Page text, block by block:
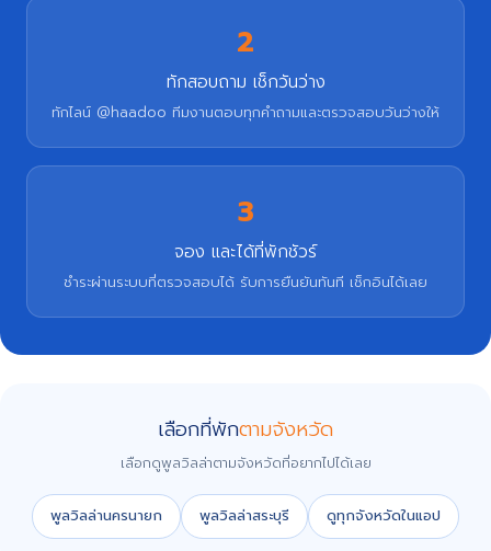
2
ทักสอบถาม เช็กวันว่าง
ทักไลน์ @haadoo ทีมงานตอบทุกคำถามและตรวจสอบวันว่างให้
3
จอง และได้ที่พักชัวร์
ชำระผ่านระบบที่ตรวจสอบได้ รับการยืนยันทันที เช็กอินได้เลย
เลือกที่พักตามจังหวัด
เลือกดูพูลวิลล่าตามจังหวัดที่อยากไปได้เลย
พูลวิลล่านครนายก พูลวิลล่าสระบุรี ดูทุกจังหวัดในแอป